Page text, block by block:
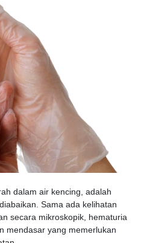
dalam air kencing, adalah
Sama ada kelihatan
secara mikroskopik, hematuria
mendasar yang memerlukan